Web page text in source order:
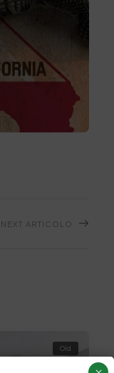
NEXT ARTICOLO
Old